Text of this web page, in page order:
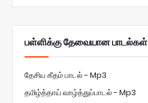
பள்ளிக்கு தேவையான பாடல்கள்
தேசிய கீதம் பாடல் - Mp3
தமிழ்த்தாய் வாழ்த்துப்பாடல் - Mp3